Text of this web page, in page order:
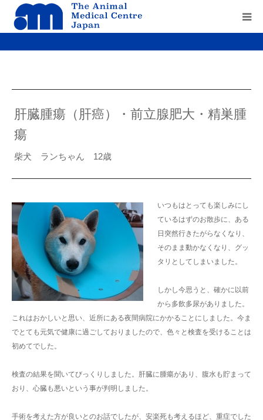
肝臓腫瘍（肝癌）・前立腺肥大・精巣腫
瘍
柴犬 ランちゃん 12歳
いつもはとっても楽しみにし
ているはずのお散歩に、ある
日突然行きたがらなくなり、
そのまま動かなくなり、グッ
タリとしてしまいました。
しかし今思うと、確かに以前
から多飲多尿がありました。
これはおかしいと思い、近所にある夜間病院にかかることにしました。今ま
でとても元気で健康に過ごしておりましたので、色々と検査を受けることは
初めてでした。
検査の結果を聞いてびっくりしました。肝臓に腫瘍があり、腹水も貯まって
おり、心臓も悪いという事が判明しました。
手術を考えた方が良いとのお話でしたが、安楽死も考えるほど、重症でした
Home
service